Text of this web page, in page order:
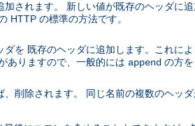
されます。 新しい値が既存のヘッダに
HTTP の標準の方法です。
を 既存のヘッダに追加します。これに
ありますので、一般的には append の方を
削除されます。 同じ名前の複数のヘッ